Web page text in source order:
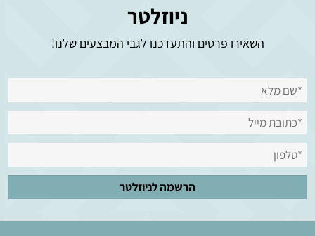
ניוזלטר
השאירו פרטים והתעדכנו לגבי המבצעים שלנו!